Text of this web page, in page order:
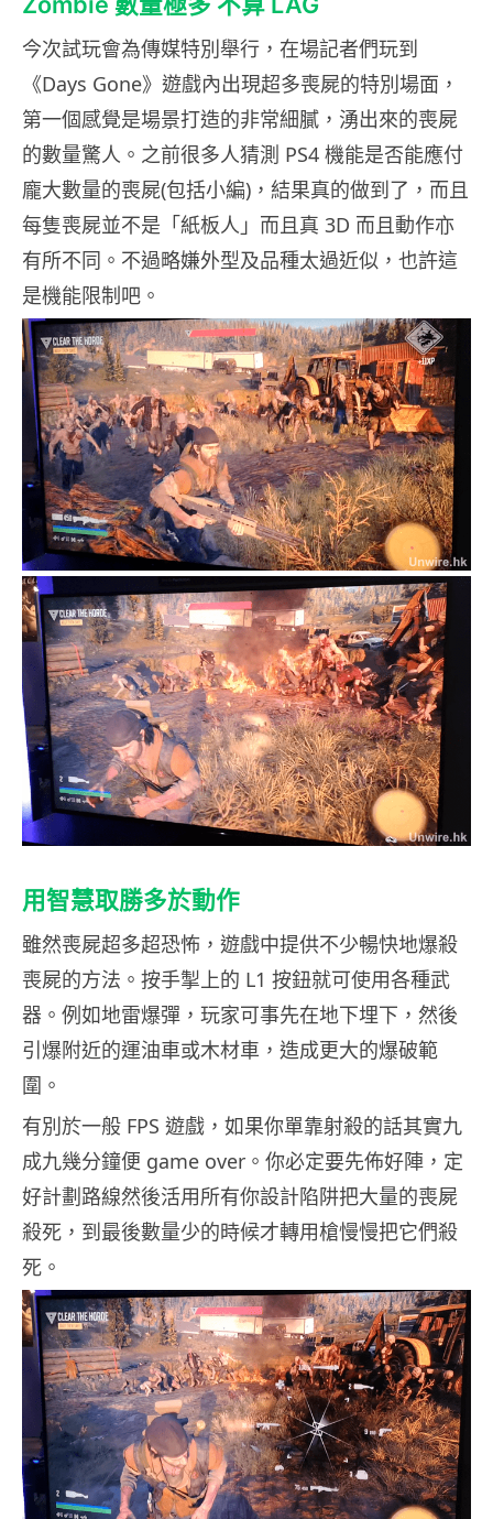
今次試玩會為傳媒特別舉行，在場記者們玩到
《Days Gone》遊戲內出現超多喪屍的特別場面，
第一個感覺是場景打造的非常細膩，湧出來的喪屍
的數量驚人。之前很多人猜測 PS4 機能是否能應付
龐大數量的喪屍(包括小編)，結果真的做到了，而且
每隻喪屍並不是「紙板人」而且真 3D 而且動作亦
有所不同。不過略嫌外型及品種太過近似，也許這
是機能限制吧。
用智慧取勝多於動作
雖然喪屍超多超恐怖，遊戲中提供不少暢快地爆殺
喪屍的方法。按手掣上的 L1 按鈕就可使用各種武
器。例如地雷爆彈，玩家可事先在地下埋下，然後
引爆附近的運油車或木材車，造成更大的爆破範
圍。
有別於一般 FPS 遊戲，如果你單靠射殺的話其實九
成九幾分鐘便 game over。你必定要先佈好陣，定
好計劃路線然後活用所有你設計陷阱把大量的喪屍
殺死，到最後數量少的時候才轉用槍慢慢把它們殺
死。